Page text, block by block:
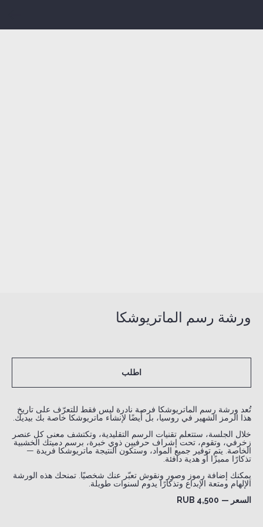
ورشة رسم الماتريوشكا
اطلب
تُعد ورشة رسم الماتريوشكا فرصة نادرة ليس فقط للتعرّف على تاريخ
هذا الرمز الشهير في روسيا، بل أيضًا لإنشاء ماتريوشكا خاصة بك بيديك.
خلال الجلسة، ستتعلم تقنيات الرسم التقليدية، وتكتشف معنى كل عنصر
زخرفي، وتقوم، تحت إشراف حرفيين ذوي خبرة، برسم دميتك الخشبية
الخاصة. يتم توفير جميع المواد، وستكون النتيجة ماتريوشكا فريدة —
تذكارًا مميزًا أو هدية دافئة.
يمكنك إضافة رموز وصور ونقوش تعبّر عنك شخصيًا. تمنحك هذه الورشة
الإلهام ومتعة الإبداع وتذكارًا يدوم لسنوات طويلة.
السعر — 4,500 RUB